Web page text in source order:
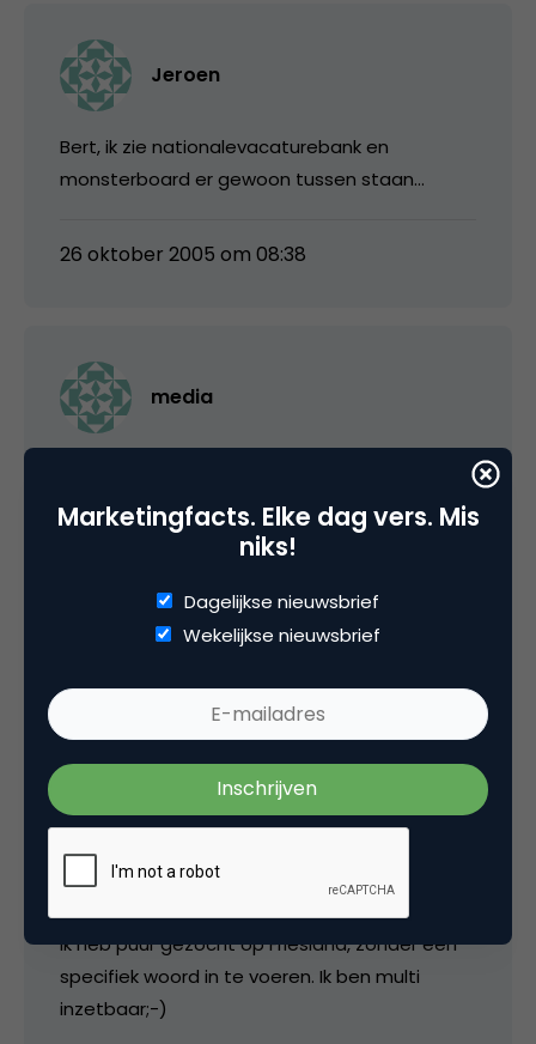
Jeroen
Bert, ik zie nationalevacaturebank en
monsterboard er gewoon tussen staan…
26 oktober 2005 om 08:38
media
manier geaggregeerd, volledige dekking en via
een combinatie feed aangeboden, kan dit wel
voor de gebruikers.
Jacobien
@ jeroen,
Ik heb puur gezocht op Friesland, zonder een
specifiek woord in te voeren. Ik ben multi
inzetbaar;-)
Marketingfacts. Elke dag vers. Mis
niks!
Dagelijkse nieuwsbrief
Wekelijkse nieuwsbrief